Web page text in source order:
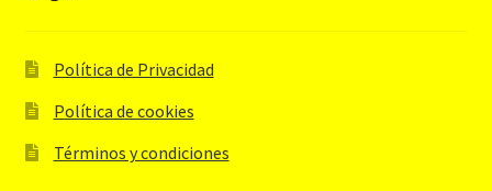
Política de Privacidad
Política de cookies
Términos y condiciones